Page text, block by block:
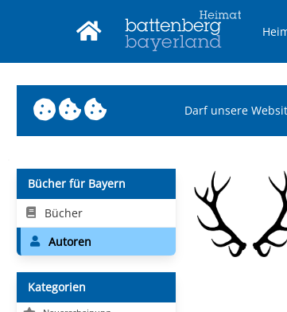
Darf unsere
Bücher für Bayern
Bücher
Autoren
Kategorien